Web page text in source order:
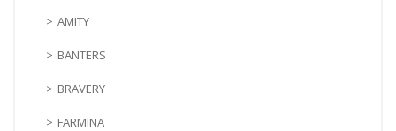
AMITY
BANTERS
BRAVERY
FARMINA